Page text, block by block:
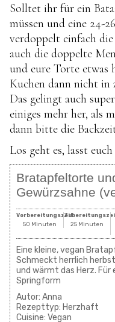
Solltet ihr für ein
müssen und eine 24-
verdoppelt einfach
auch die doppelte
und eure Torte etwas
Kuchen dann nicht in
Das gelingt auch
einiges mehr her, als
dann bitte die
Los geht es, lasst
Bratapfeltorte
Gewürzsahne
Vorbereitungszeit
50 Minuten 25 Minuten
Eine kleine, vegan
Schmeckt herrlich
und wärmt das Herz. Für
Springform
Autor: Anna
Rezepttyp: Herzhaft
Cuisine: Vegan